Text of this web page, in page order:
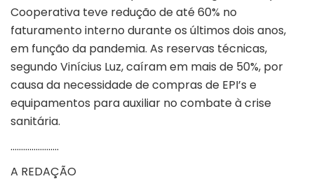
Cooperativa teve redução de até 60% no
faturamento interno durante os últimos dois anos,
em função da pandemia. As reservas técnicas,
segundo Vinícius Luz, caíram em mais de 50%, por
causa da necessidade de compras de EPI’s e
equipamentos para auxiliar no combate à crise
sanitária.
…………………..
A REDAÇÃO